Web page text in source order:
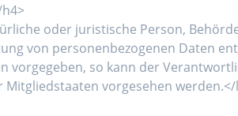
oder juristische Person,
von personenbezogenen Daten
so kann der
vorgesehen